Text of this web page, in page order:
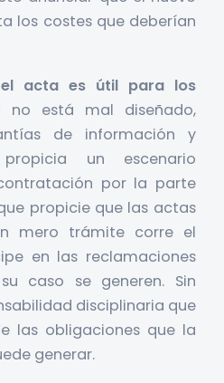
los costes que deberían
el acta es útil para los
no está mal diseñado,
de información y
un escenario
por la parte
propicie que las actas
mero trámite corre el
en las reclamaciones
caso se generen. Sin
disciplinaria que
las obligaciones que la
generar.